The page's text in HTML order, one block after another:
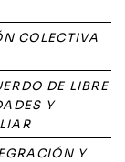
COLECTIVA
DE LIBRE
Y
Y